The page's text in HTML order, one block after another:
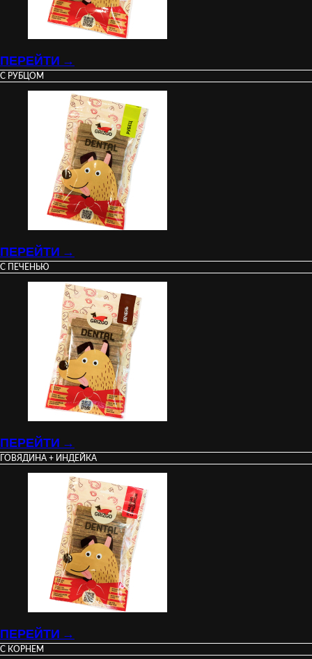
ПЕРЕЙТИ →
С РУБЦОМ
ПЕРЕЙТИ →
С ПЕЧЕНЬЮ
ПЕРЕЙТИ →
ГОВЯДИНА + ИНДЕЙКА
ПЕРЕЙТИ →
С КОРНЕМ